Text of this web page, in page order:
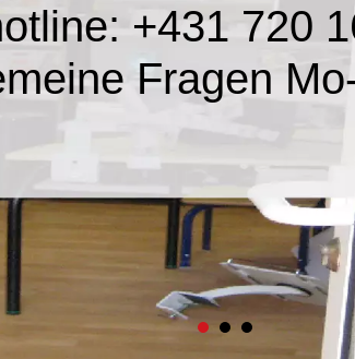
+431 720
Fragen